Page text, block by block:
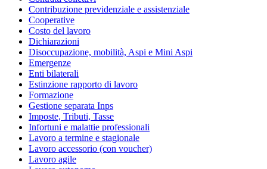
Contribuzione previdenziale e assistenziale
Cooperative
Costo del lavoro
Dichiarazioni
Disoccupazione, mobilità, Aspi e Mini Aspi
Emergenze
Enti bilaterali
Estinzione rapporto di lavoro
Formazione
Gestione separata Inps
Imposte, Tributi, Tasse
Infortuni e malattie professionali
Lavoro a termine e stagionale
Lavoro accessorio (con voucher)
Lavoro agile